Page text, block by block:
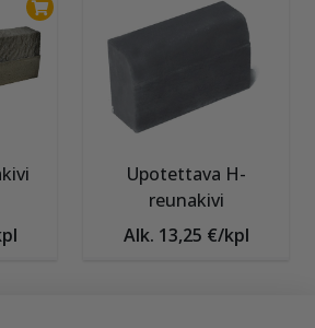
Upotettava H-
reunakivi
Alk. 13,25 €/kpl